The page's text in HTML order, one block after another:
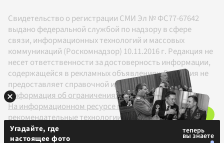
Свидетельство о регистрации СМИ Эл № ФС77-67642
выдано федеральной службой по надзору в сфере
связи, информационных технологий и массовых
коммуникаций (Роскомнадзор) 10.11.2016 г. Редакция не
несет ответственности за достоверность информации,
содержащейся в рекламных объявлениях. Редакция не
предоставляет справочной информации.
Информация об ограничениях
На информационном ресурсе применяются
рекомендательные технологии в соответствии с
Правилами
Угадайте, где
настоящее фото